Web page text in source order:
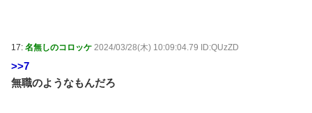
17: 名無しのコロッケ 2024/03/28(木) 10:09:04.79 ID:QUzZD
>>7
無職のようなもんだろ